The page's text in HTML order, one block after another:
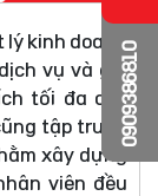
lý kinh doanh
vụ và giá
tối đa cho
tập trung
xây dựng
viên đều
0909386810